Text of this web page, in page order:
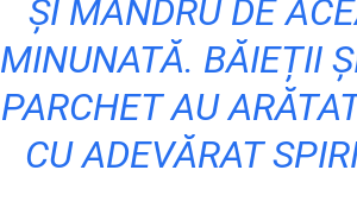
ȘI MÂNDRU DE
MINUNATĂ. BĂIEȚII
PARCHET AU
CU ADEVĂRAT